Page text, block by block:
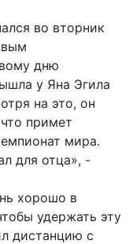
во вторник
дню
у Яна Эгила
на это, он
примет
мира.
для отца», -
хорошо в
удержать эту
дистанцию с